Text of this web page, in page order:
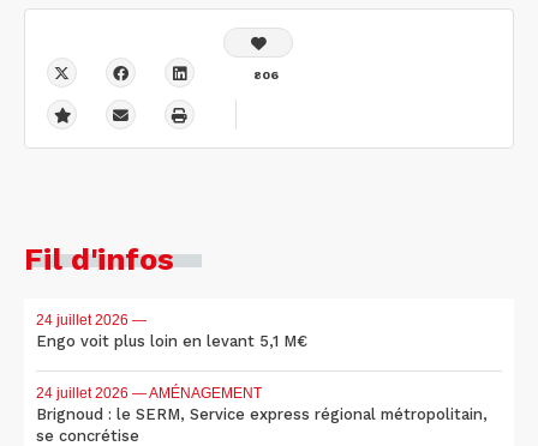
806
Fil d'infos
24 juillet 2026 —
Engo voit plus loin en levant 5,1 M€
24 juillet 2026 — AMÉNAGEMENT
Brignoud : le SERM, Service express régional métropolitain,
se concrétise